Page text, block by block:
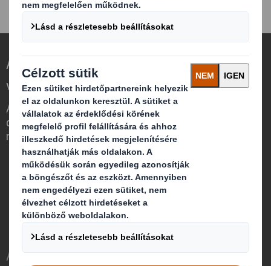
A csomagolás újraértelmezése a változó
világban
Abban különbözünk, hogy látjuk, hogy a
csomagolásnak jelentős szerepe van a
minket körülvevő világban.
Kik vagyunk
A DS Smith-ről
Az International Paperről
Az International Paper és a DS Smith